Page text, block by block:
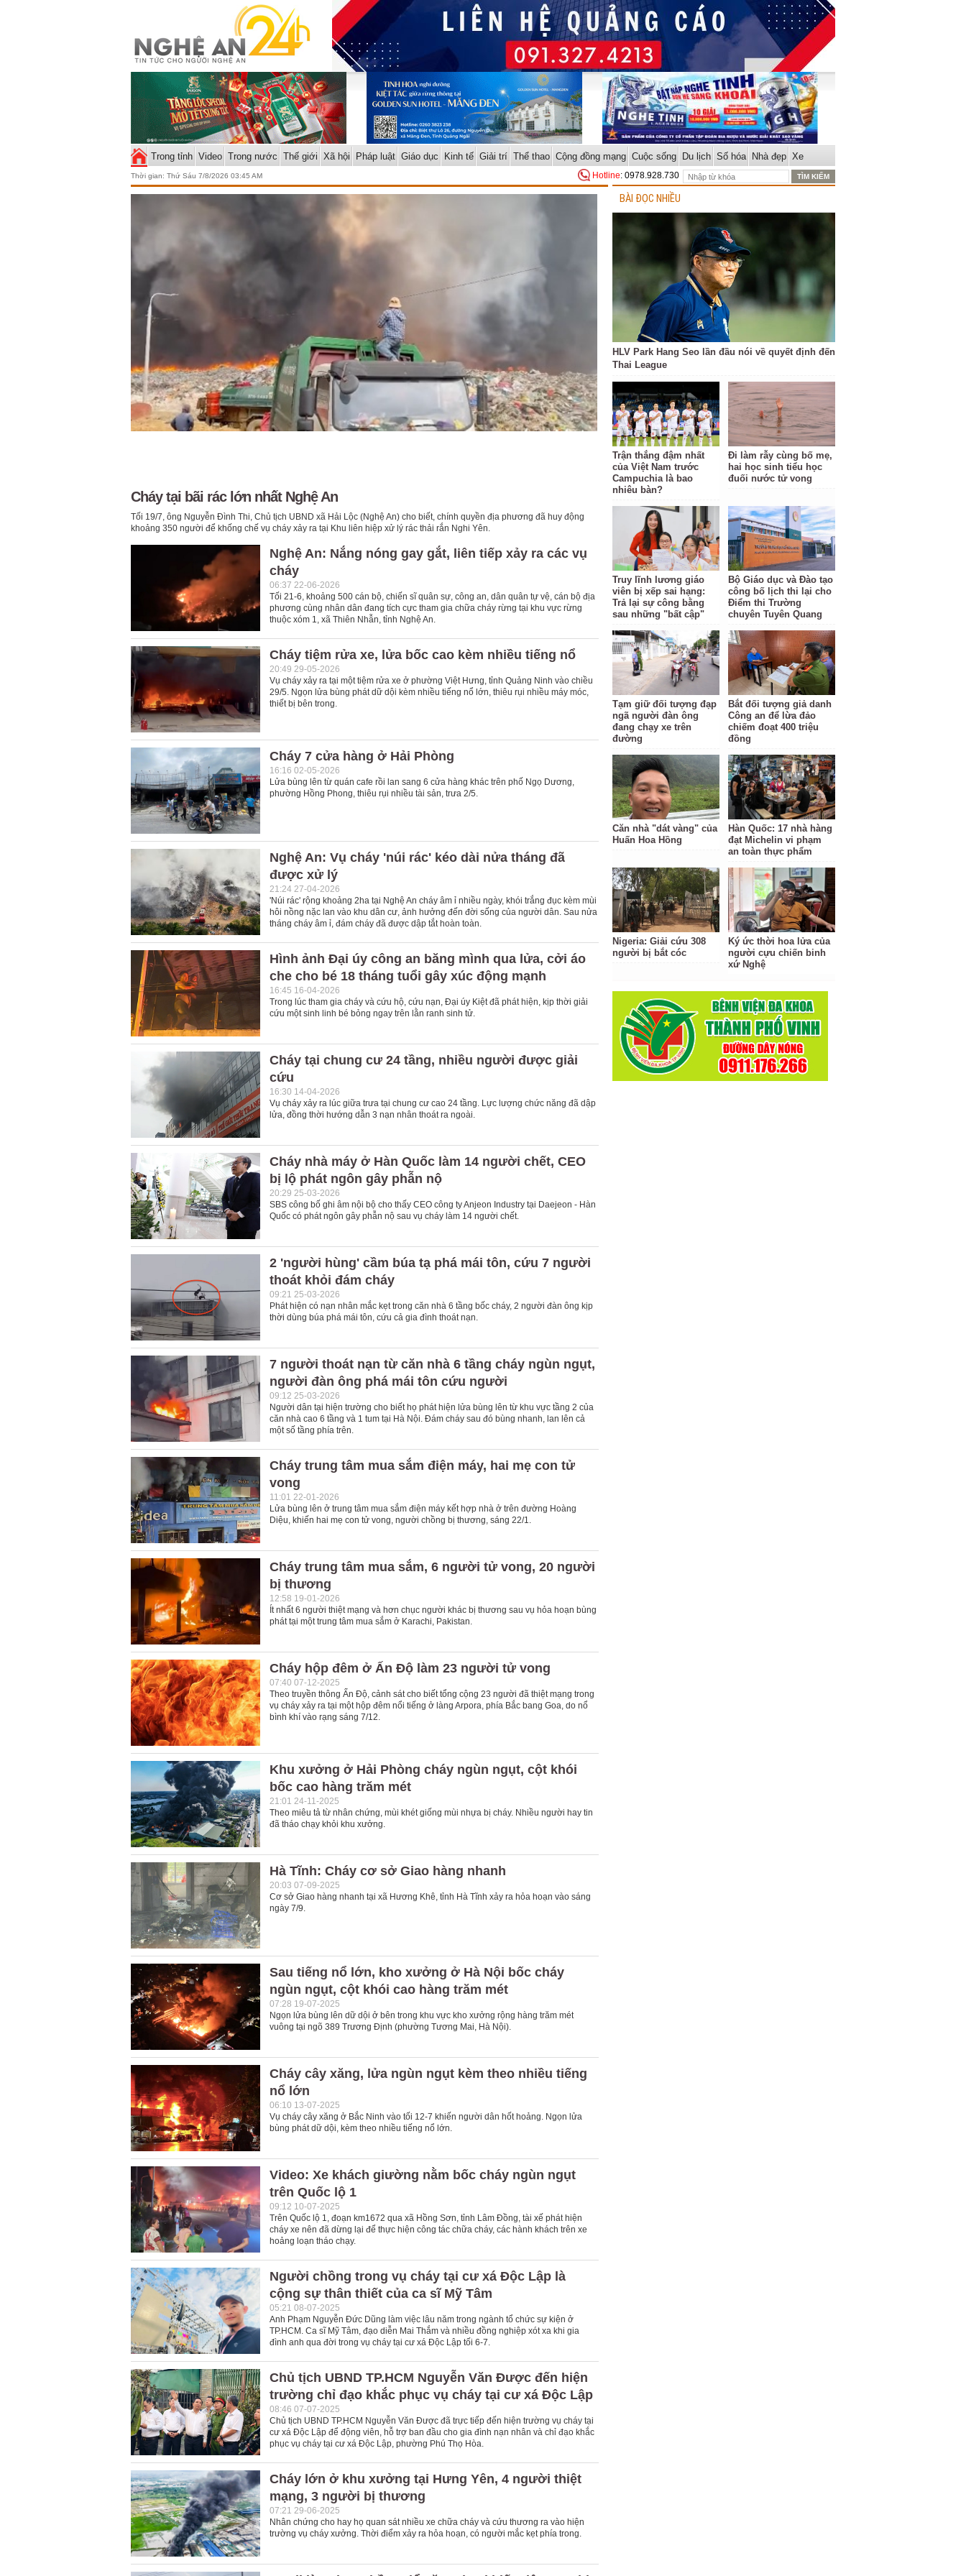
Trong tỉnh Video Trong nước Thế giới Xã hội Pháp luật Giáo dục Kinh tế Giải trí Thể thao Cộng đồng mạng Cuộc sống Du lịch Số hóa Nhà đẹp Xe
Thời gian: Thứ Sáu 7/8/2026 03:45 AM Hotline: 0978.928.730
Cháy tại bãi rác lớn nhất Nghệ An
Tối 19/7, ông Nguyễn Đình Thi, Chủ tịch UBND xã Hải Lộc (Nghệ An) cho biết, chính quyền địa phương đã huy động
khoảng 350 người để khống chế vụ cháy xảy ra tại Khu liên hiệp xử lý rác thải rắn Nghi Yên.
Nghệ An: Nắng nóng gay gắt, liên tiếp xảy ra các vụ
cháy
06:37 22-06-2026
Tối 21-6, khoảng 500 cán bộ, chiến sĩ quân sự, công an, dân quân tự vệ, cán bộ địa
phương cùng nhân dân đang tích cực tham gia chữa cháy rừng tại khu vực rừng
thuộc xóm 1, xã Thiên Nhẫn, tỉnh Nghệ An.
Cháy tiệm rửa xe, lửa bốc cao kèm nhiều tiếng nổ
20:49 29-05-2026
Vụ cháy xảy ra tại một tiệm rửa xe ở phường Việt Hưng, tỉnh Quảng Ninh vào chiều
29/5. Ngọn lửa bùng phát dữ dội kèm nhiều tiếng nổ lớn, thiêu rụi nhiều máy móc,
thiết bị bên trong.
Cháy 7 cửa hàng ở Hải Phòng
16:16 02-05-2026
Lửa bùng lên từ quán cafe rồi lan sang 6 cửa hàng khác trên phố Ngọ Dương,
phường Hồng Phong, thiêu rụi nhiều tài sản, trưa 2/5.
Nghệ An: Vụ cháy 'núi rác' kéo dài nửa tháng đã
được xử lý
21:24 27-04-2026
'Núi rác' rộng khoảng 2ha tại Nghệ An cháy âm ỉ nhiều ngày, khói trắng đục kèm mùi
hôi nồng nặc lan vào khu dân cư, ảnh hưởng đến đời sống của người dân. Sau nửa
tháng cháy âm ỉ, đám cháy đã được dập tắt hoàn toàn.
Hình ảnh Đại úy công an băng mình qua lửa, cởi áo
che cho bé 18 tháng tuổi gây xúc động mạnh
16:45 16-04-2026
Trong lúc tham gia cháy và cứu hộ, cứu nạn, Đại úy Kiệt đã phát hiện, kịp thời giải
cứu một sinh linh bé bỏng ngay trên lằn ranh sinh tử.
Cháy tại chung cư 24 tầng, nhiều người được giải
cứu
16:30 14-04-2026
Vụ cháy xảy ra lúc giữa trưa tại chung cư cao 24 tầng. Lực lượng chức năng đã dập
lửa, đồng thời hướng dẫn 3 nạn nhân thoát ra ngoài.
Cháy nhà máy ở Hàn Quốc làm 14 người chết, CEO
bị lộ phát ngôn gây phẫn nộ
20:29 25-03-2026
SBS công bố ghi âm nội bộ cho thấy CEO công ty Anjeon Industry tại Daejeon - Hàn
Quốc có phát ngôn gây phẫn nộ sau vụ cháy làm 14 người chết.
2 'người hùng' cầm búa tạ phá mái tôn, cứu 7 người
thoát khỏi đám cháy
09:21 25-03-2026
Phát hiện có nạn nhân mắc kẹt trong căn nhà 6 tầng bốc cháy, 2 người đàn ông kịp
thời dùng búa phá mái tôn, cứu cả gia đình thoát nạn.
7 người thoát nạn từ căn nhà 6 tầng cháy ngùn ngụt,
người đàn ông phá mái tôn cứu người
09:12 25-03-2026
Người dân tại hiện trường cho biết họ phát hiện lửa bùng lên từ khu vực tầng 2 của
căn nhà cao 6 tầng và 1 tum tại Hà Nội. Đám cháy sau đó bùng nhanh, lan lên cả
một số tầng phía trên.
Cháy trung tâm mua sắm điện máy, hai mẹ con tử
vong
11:01 22-01-2026
Lửa bùng lên ở trung tâm mua sắm điện máy kết hợp nhà ở trên đường Hoàng
Diệu, khiến hai mẹ con tử vong, người chồng bị thương, sáng 22/1.
Cháy trung tâm mua sắm, 6 người tử vong, 20 người
bị thương
12:58 19-01-2026
Ít nhất 6 người thiệt mạng và hơn chục người khác bị thương sau vụ hỏa hoạn bùng
phát tại một trung tâm mua sắm ở Karachi, Pakistan.
Cháy hộp đêm ở Ấn Độ làm 23 người tử vong
07:40 07-12-2025
Theo truyền thông Ấn Độ, cảnh sát cho biết tổng cộng 23 người đã thiệt mạng trong
vụ cháy xảy ra tại một hộp đêm nổi tiếng ở làng Arpora, phía Bắc bang Goa, do nổ
bình khí vào rạng sáng 7/12.
Khu xưởng ở Hải Phòng cháy ngùn ngụt, cột khói
bốc cao hàng trăm mét
21:01 24-11-2025
Theo miêu tả từ nhân chứng, mùi khét giống mùi nhựa bị cháy. Nhiều người hay tin
đã tháo chạy khỏi khu xưởng.
Hà Tĩnh: Cháy cơ sở Giao hàng nhanh
20:03 07-09-2025
Cơ sở Giao hàng nhanh tại xã Hương Khê, tỉnh Hà Tĩnh xảy ra hỏa hoạn vào sáng
ngày 7/9.
Sau tiếng nổ lớn, kho xưởng ở Hà Nội bốc cháy
ngùn ngụt, cột khói cao hàng trăm mét
07:28 19-07-2025
Ngọn lửa bùng lên dữ dội ở bên trong khu vực kho xưởng rộng hàng trăm mét
vuông tại ngõ 389 Trương Định (phường Tương Mai, Hà Nội).
Cháy cây xăng, lửa ngùn ngụt kèm theo nhiều tiếng
nổ lớn
06:10 13-07-2025
Vụ cháy cây xăng ở Bắc Ninh vào tối 12-7 khiến người dân hốt hoảng. Ngọn lửa
bùng phát dữ dội, kèm theo nhiều tiếng nổ lớn.
Video: Xe khách giường nằm bốc cháy ngùn ngụt
trên Quốc lộ 1
09:12 10-07-2025
Trên Quốc lộ 1, đoạn km1672 qua xã Hồng Sơn, tỉnh Lâm Đồng, tài xế phát hiện
cháy xe nên đã dừng lại để thực hiện công tác chữa cháy, các hành khách trên xe
hoảng loạn tháo chạy.
Người chồng trong vụ cháy tại cư xá Độc Lập là
cộng sự thân thiết của ca sĩ Mỹ Tâm
05:21 08-07-2025
Anh Phạm Nguyễn Đức Dũng làm việc lâu năm trong ngành tổ chức sự kiện ở
TP.HCM. Ca sĩ Mỹ Tâm, đạo diễn Mai Thắm và nhiều đồng nghiệp xót xa khi gia
đình anh qua đời trong vụ cháy tại cư xá Độc Lập tối 6-7.
Chủ tịch UBND TP.HCM Nguyễn Văn Được đến hiện
trường chỉ đạo khắc phục vụ cháy tại cư xá Độc Lập
08:46 07-07-2025
Chủ tịch UBND TP.HCM Nguyễn Văn Được đã trực tiếp đến hiện trường vụ cháy tại
cư xá Độc Lập để động viên, hỗ trợ ban đầu cho gia đình nạn nhân và chỉ đạo khắc
phục vụ cháy tại cư xá Độc Lập, phường Phú Thọ Hòa.
Cháy lớn ở khu xưởng tại Hưng Yên, 4 người thiệt
mạng, 3 người bị thương
07:21 29-06-2025
Nhân chứng cho hay họ quan sát nhiều xe chữa cháy và cứu thương ra vào hiện
trường vụ cháy xưởng. Thời điểm xảy ra hỏa hoạn, có người mắc kẹt phía trong.
BÀI ĐỌC NHIỀU
HLV Park Hang Seo lần đầu nói về quyết định đến
Thai League
Trận thắng đậm nhất
của Việt Nam trước
Campuchia là bao
nhiêu bàn?
Đi làm rẫy cùng bố mẹ,
hai học sinh tiểu học
đuối nước tử vong
Truy lĩnh lương giáo
viên bị xếp sai hạng:
Trả lại sự công bằng
sau những "bất cập"
Bộ Giáo dục và Đào tạo
công bố lịch thi lại cho
Điểm thi Trường
chuyên Tuyên Quang
Tạm giữ đối tượng đạp
ngã người đàn ông
đang chạy xe trên
đường
Bắt đối tượng giả danh
Công an để lừa đảo
chiếm đoạt 400 triệu
đồng
Căn nhà "dát vàng" của
Huấn Hoa Hồng
Hàn Quốc: 17 nhà hàng
đạt Michelin vi phạm
an toàn thực phẩm
Nigeria: Giải cứu 308
người bị bắt cóc
Ký ức thời hoa lửa của
người cựu chiến binh
xứ Nghệ